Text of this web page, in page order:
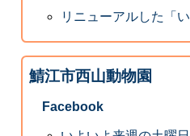
リニューアルした「
鯖江市西山動物園
Facebook